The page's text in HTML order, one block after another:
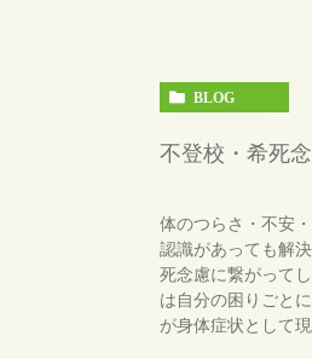
BLOG
不登校・希死
体のつらさ・不安
認識があっても解
死念慮に繋がって
は自分の困りごと
が身体症状として